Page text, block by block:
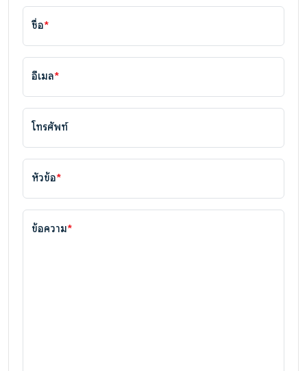
ชื่อ*
อีเมล*
โทรศัพท์
หัวข้อ*
ข้อความ*